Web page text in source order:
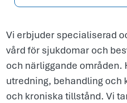
Vi erbjuder specialiserad
vård för sjukdomar och
och närliggande områden.
utredning, behandling och
och kroniska tillstånd. Vi